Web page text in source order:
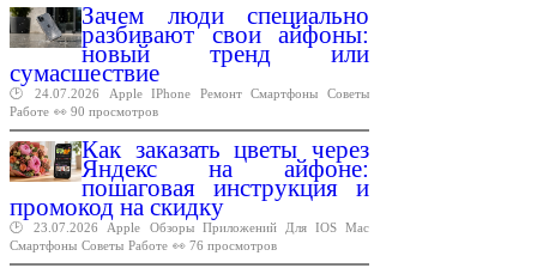
Зачем люди специально
разбивают свои айфоны:
новый тренд или
сумасшествие
🕑 24.07.2026 Apple IPhone Ремонт Смартфоны
Советы
Работе 👀 90 просмотров
Как заказать цветы через
Яндекс на айфоне:
пошаговая инструкция и
промокод на скидку
🕑 23.07.2026 Apple Обзоры Приложений Для IOS Mac
Смартфоны Советы Работе 👀 76 просмотров